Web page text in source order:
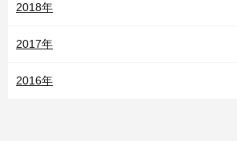
2018年
2017年
2016年